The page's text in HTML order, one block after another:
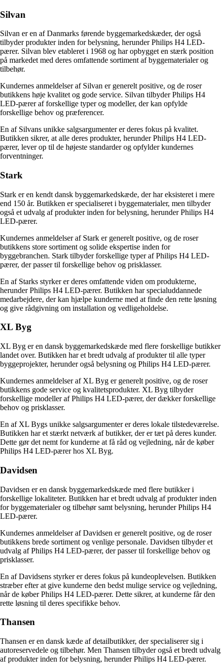
Silvan
Silvan er en af Danmarks førende byggemarkedskæder, der også
tilbyder produkter inden for belysning, herunder Philips H4 LED-
pærer. Silvan blev etableret i 1968 og har opbygget en stærk position
på markedet med deres omfattende sortiment af byggematerialer og
tilbehør.
Kundernes anmeldelser af Silvan er generelt positive, og de roser
butikkens høje kvalitet og gode service. Silvan tilbyder Philips H4
LED-pærer af forskellige typer og modeller, der kan opfylde
forskellige behov og præferencer.
En af Silvans unikke salgsargumenter er deres fokus på kvalitet.
Butikken sikrer, at alle deres produkter, herunder Philips H4 LED-
pærer, lever op til de højeste standarder og opfylder kundernes
forventninger.
Stark
Stark er en kendt dansk byggemarkedskæde, der har eksisteret i mere
end 150 år. Butikken er specialiseret i byggematerialer, men tilbyder
også et udvalg af produkter inden for belysning, herunder Philips H4
LED-pærer.
Kundernes anmeldelser af Stark er generelt positive, og de roser
butikkens store sortiment og solide ekspertise inden for
byggebranchen. Stark tilbyder forskellige typer af Philips H4 LED-
pærer, der passer til forskellige behov og prisklasser.
En af Starks styrker er deres omfattende viden om produkterne,
herunder Philips H4 LED-pærer. Butikken har specialuddannede
medarbejdere, der kan hjælpe kunderne med at finde den rette løsning
og give rådgivning om installation og vedligeholdelse.
XL Byg
XL Byg er en dansk byggemarkedskæde med flere forskellige butikker
landet over. Butikken har et bredt udvalg af produkter til alle typer
byggeprojekter, herunder også belysning og Philips H4 LED-pærer.
Kundernes anmeldelser af XL Byg er generelt positive, og de roser
butikkens gode service og kvalitetsprodukter. XL Byg tilbyder
forskellige modeller af Philips H4 LED-pærer, der dækker forskellige
behov og prisklasser.
En af XL Bygs unikke salgsargumenter er deres lokale tilstedeværelse.
Butikken har et stærkt netværk af butikker, der er tæt på deres kunder.
Dette gør det nemt for kunderne at få råd og vejledning, når de køber
Philips H4 LED-pærer hos XL Byg.
Davidsen
Davidsen er en dansk byggemarkedskæde med flere butikker i
forskellige lokaliteter. Butikken har et bredt udvalg af produkter inden
for byggematerialer og tilbehør samt belysning, herunder Philips H4
LED-pærer.
Kundernes anmeldelser af Davidsen er generelt positive, og de roser
butikkens brede sortiment og venlige personale. Davidsen tilbyder et
udvalg af Philips H4 LED-pærer, der passer til forskellige behov og
prisklasser.
En af Davidsens styrker er deres fokus på kundeoplevelsen. Butikken
stræber efter at give kunderne den bedst mulige service og vejledning,
når de køber Philips H4 LED-pærer. Dette sikrer, at kunderne får den
rette løsning til deres specifikke behov.
Thansen
Thansen er en dansk kæde af detailbutikker, der specialiserer sig i
autoreservedele og tilbehør. Men Thansen tilbyder også et bredt udvalg
af produkter inden for belysning, herunder Philips H4 LED-pærer.